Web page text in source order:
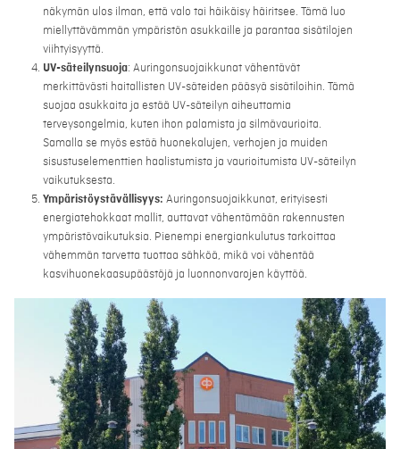
näkymän ulos ilman, että valo tai häikäisy häiritsee. Tämä luo
miellyttävämmän ympäristön asukkaille ja parantaa sisätilojen
viihtyisyyttä.
UV-säteilynsuoja: Auringonsuojaikkunat vähentävät
merkittävästi haitallisten UV-säteiden pääsyä sisätiloihin. Tämä
suojaa asukkaita ja estää UV-säteilyn aiheuttamia
terveysongelmia, kuten ihon palamista ja silmävaurioita.
Samalla se myös estää huonekalujen, verhojen ja muiden
sisustuselementtien haalistumista ja vaurioitumista UV-säteilyn
vaikutuksesta.
Ympäristöystävällisyys: Auringonsuojaikkunat, erityisesti
energiatehokkaat mallit, auttavat vähentämään rakennusten
ympäristövaikutuksia. Pienempi energiankulutus tarkoittaa
vähemmän tarvetta tuottaa sähköä, mikä voi vähentää
kasvihuonekaasupäästöjä ja luonnonvarojen käyttöä.